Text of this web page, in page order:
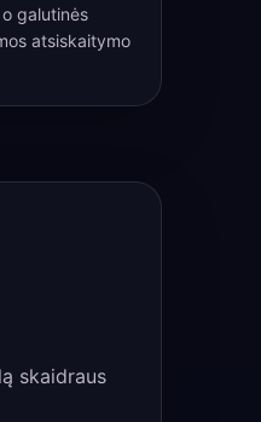
galutinės
atsiskaitymo
skaidraus